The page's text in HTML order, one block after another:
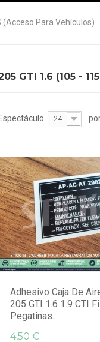
(acceso Para Vehículos)
GTI 1.6 (105 -
Espectáculo 24
Adhesivo Caja De
205 GTI 1.6 1.9 CTI
Pegatinas...
4,50 €